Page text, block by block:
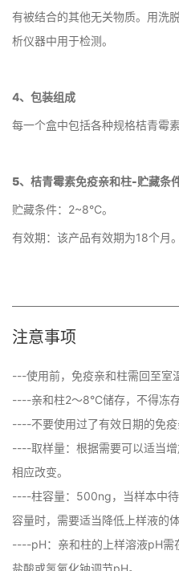
有被结合的其他无关物质。用洗
析仪器中用于检测。
4、包装组成
每一个盒中包括各种规格桔青霉
5、桔青霉素免疫亲和柱-贮藏条
贮藏条件：2~8°C。
有效期：该产品有效期为18个月。
注意事项
---使用前，免疫亲和柱需回至室
----亲和柱2～8°C储存，不得冻存
----不要使用过了有效日期的免疫
----取样量：根据需要可以适当
相应改变。
----柱容量：500ng，当样本中
容量时，需要适当降低上样液的
----pH：亲和柱的上样溶液pH需
盐酸或氢氧化钠调节pH。